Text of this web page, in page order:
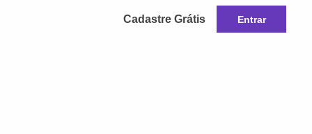
Cadastre Grátis Entrar